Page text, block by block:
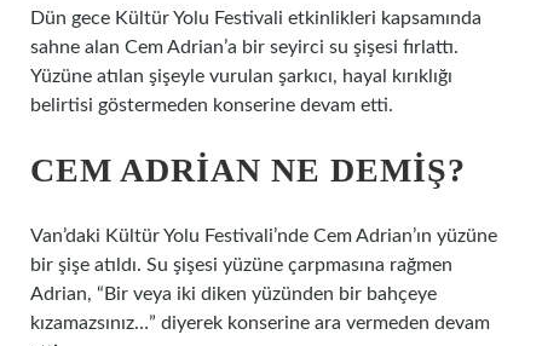
Dün gece Kültür Yolu Festivali etkinlikleri kapsamında
sahne alan Cem Adrian’a bir seyirci su şişesi fırlattı.
Yüzüne atılan şişeyle vurulan şarkıcı, hayal kırıklığı
belirtisi göstermeden konserine devam etti.
CEM ADRIAN NE DEMIŞ?
Van’daki Kültür Yolu Festivali’nde Cem Adrian’ın yüzüne
bir şişe atıldı. Su şişesi yüzüne çarpmasına rağmen
Adrian, “Bir veya iki diken yüzünden bir bahçeye
kızamazsınız…” diyerek konserine ara vermeden devam